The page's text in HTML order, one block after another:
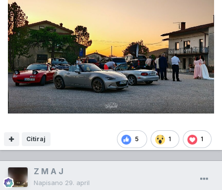
5 1 1
Citiraj
Z M A J
Napisano 29. april